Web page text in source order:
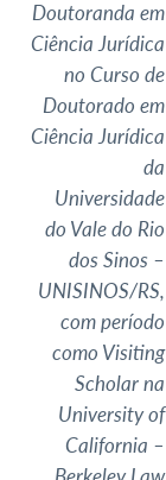
Doutoranda em
Ciência Jurídica
no Curso de
Doutorado em
Ciência Jurídica
da
Universidade
do Vale do Rio
dos Sinos –
UNISINOS/RS,
com período
como Visiting
Scholar na
University of
California –